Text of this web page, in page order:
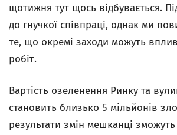
щотижня тут щось відбувається.
до гнучкої співпраці, однак ми
те, що окремі заходи можуть
робіт.
Вартість озеленення Ринку та
становить близько 5 мільйонів
результати змін мешканці